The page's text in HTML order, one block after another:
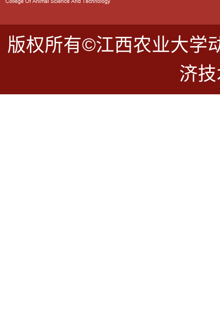
版权所有©江西农业大学
济